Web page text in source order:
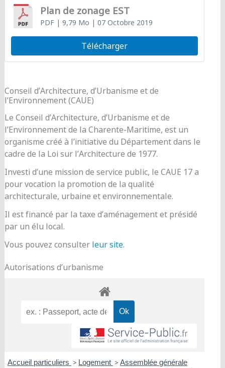
Plan de zonage EST
PDF| 9,79 Mo | 07 Octobre 2019
Télécharger
Conseil d’Architecture, d’Urbanisme et de
l’Environnement (CAUE)
Le Conseil d’Architecture, d’Urbanisme et de
l’Environnement de la Charente-Maritime, est un
organisme créé à l’initiative du Département dans le
cadre de la Loi sur l’Architecture de 1977.
Investi d’une mission de service public, le CAUE 17 a
pour vocation la promotion de la qualité
architecturale, urbaine et environnementale.
Il est financé par la taxe d’aménagement et présidé
par un élu local.
Vous pouvez consulter leur site.
Autorisations d’urbanisme
Accueil particuliers > Logement > Assemblée générale